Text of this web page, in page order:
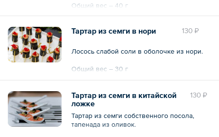
Общий вес – 40 г
130 ₽
Тартар из семги в нори
Лосось слабой соли в оболочке из нори.
Общий вес – 30 г
130 ₽
Тартар из семги в китайской
ложке
Тартар из семги собственного посола,
тапенада из оливок.